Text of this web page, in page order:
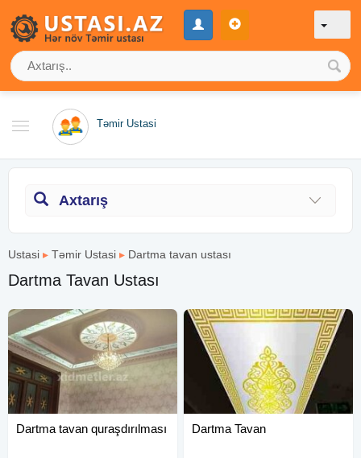
Təmir Ustasi
Axtarış
Ustasi ▸ Təmir Ustasi ▸ Dartma tavan ustası
Dartma Tavan Ustası
Dartma tavan quraşdırılması Dartma Tavan